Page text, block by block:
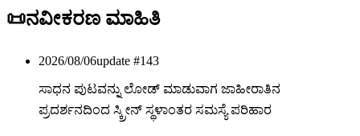
📜ನವೀಕರಣ ಮಾಹಿತಿ
2026/08/06update #143
ಸಾಧನ ಪುಟವನ್ನು ಲೋಡ್ ಮಾಡುವಾಗ ಜಾಹೀರಾತಿನ
ಪ್ರದರ್ಶನದಿಂದ ಸ್ಕ್ರೀನ್ ಸ್ಥಳಾಂತರ ಸಮಸ್ಯೆ ಪರಿಹಾರ